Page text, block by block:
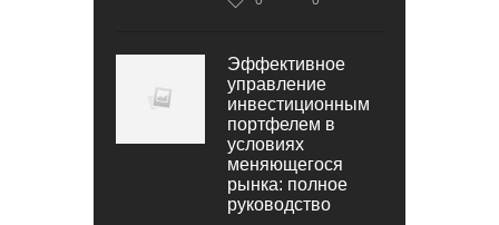
Эффективное
управление
инвестиционным
портфелем в
условиях
меняющегося
рынка: полное
руководство